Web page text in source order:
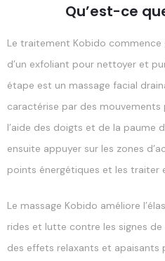
Qu’est-ce
Le traitement Kobido commence
d’un exfoliant pour nettoyer et
étape est un massage facial
caractérise par des
l’aide des doigts et de la paume
ensuite appuyer sur les zones
points énergétiques et les traiter
Le massage Kobido améliore
rides et lutte contre les signes de
des effets relaxants et apaisants